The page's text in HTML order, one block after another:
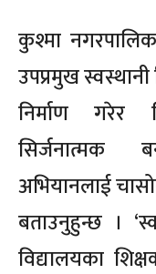
कुश्मा
उपप्रमुख स्वस्थानी
निर्माण गरेर
सिर्जनात्मक
अभियानलाई
बताउनुहुन्छ ।
विद्यालयका